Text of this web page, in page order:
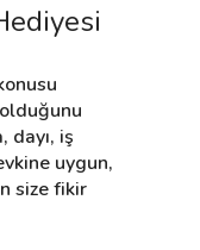
dayı, iş
uygun,
size fikir